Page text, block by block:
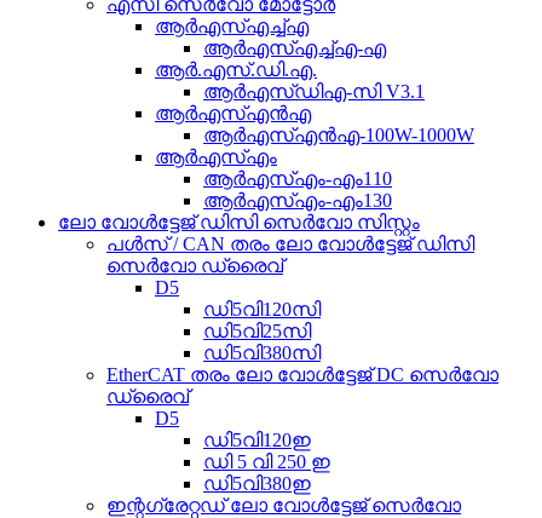
ആർ‌എസ്‌എച്ച്‌എ
ആർ‌എസ്‌എച്ച്‌എ-എ
ആർ.എസ്.ഡി.എ.
ആർഎസ്ഡിഎ-സി V3.1
ആർഎസ്എൻഎ
ആർഎസ്എൻഎ-100W-1000W
ആർ‌എസ്‌എം
ആർഎസ്എം-എം110
ആർഎസ്എം-എം130
ലോ വോൾട്ടേജ് ഡിസി സെർവോ സിസ്റ്റം
പൾസ് / CAN തരം ലോ വോൾട്ടേജ് ഡിസി
സെർവോ ഡ്രൈവ്
D5
ഡി5വി120സി
ഡി5വി25സി
ഡി5വി380സി
EtherCAT തരം ലോ വോൾട്ടേജ് DC സെർവോ
ഡ്രൈവ്
D5
ഡി5വി120ഇ
ഡി 5 വി 250 ഇ
ഡി5വി380ഇ
ഇന്റഗ്രേറ്റഡ് ലോ വോൾട്ടേജ് സെർവോ